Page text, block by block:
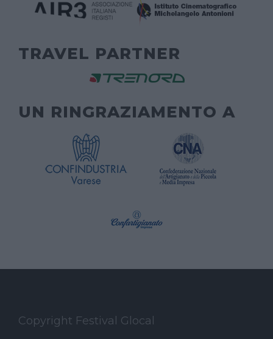
TRAVEL PARTNER
UN RINGRAZIAMENTO A
Copyright Festival Glocal